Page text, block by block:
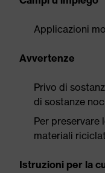
Applicazioni
Avvertenze
Privo di
di sostanze
Per preservare
materiali
Istruzioni per la